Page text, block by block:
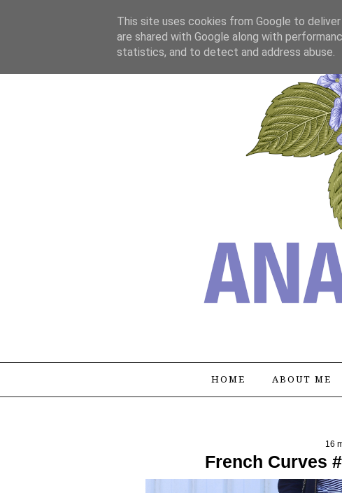
HOME ABOUT ME
16
French Curves
This site uses cookies from Google to
are shared with Google along with
statistics, and to detect and address abuse.